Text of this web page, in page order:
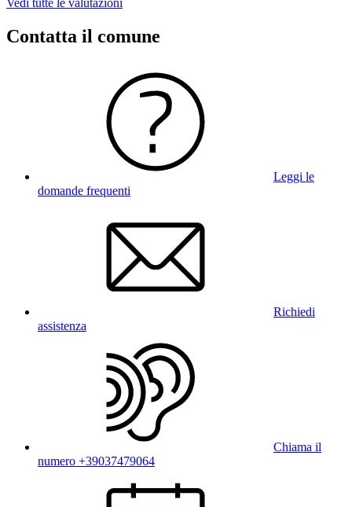
Contatta il comune
Leggi le
domande frequenti
Richiedi
assistenza
Chiama il
numero +39037479064